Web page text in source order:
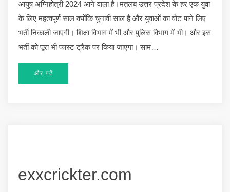
आयुष अग्निहोत्री 2024 आने वाला है।मतलब उत्तर प्रदेश के हर एक युवा
के लिए महत्वपूर्ण साल क्योंकि चुनावी साल है और युवाओं का वोट पाने लिए
भर्ती निकाली जाएगी। शिक्षा विभाग में भी और पुलिस विभाग में भी। और इस
भर्ती को पूरा भी फास्ट ट्रैक पर किया जाएगा। साम…
और पढ़ें
exxcrickter.com